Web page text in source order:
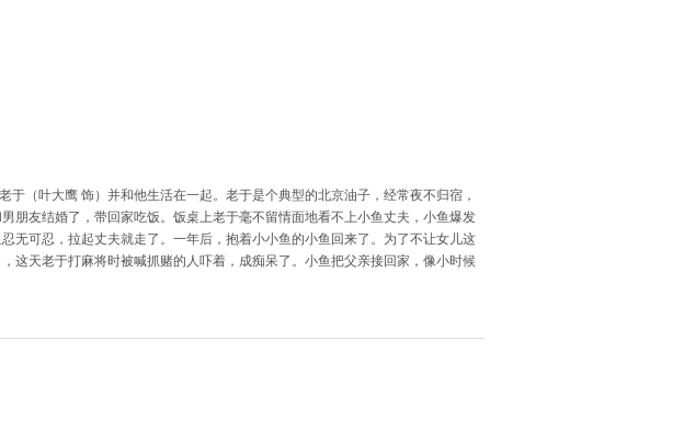
（叶大鹰 饰）并和他生活在一起。老于是个典型的北京油子，经常夜不归宿，
朋友结婚了，带回家吃饭。饭桌上老于毫不留情面地看不上小鱼丈夫，小鱼爆发
无可忍，拉起丈夫就走了。一年后，抱着小小鱼的小鱼回来了。为了不让女儿这
这天老于打麻将时被喊抓赌的人吓着，成痴呆了。小鱼把父亲接回家，像小时候